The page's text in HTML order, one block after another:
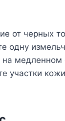
от черных
одну
медленном
участки